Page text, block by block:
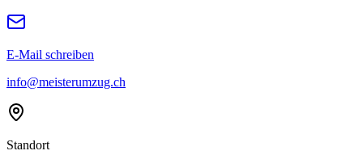
E-Mail schreiben
info@meisterumzug.ch
Standort